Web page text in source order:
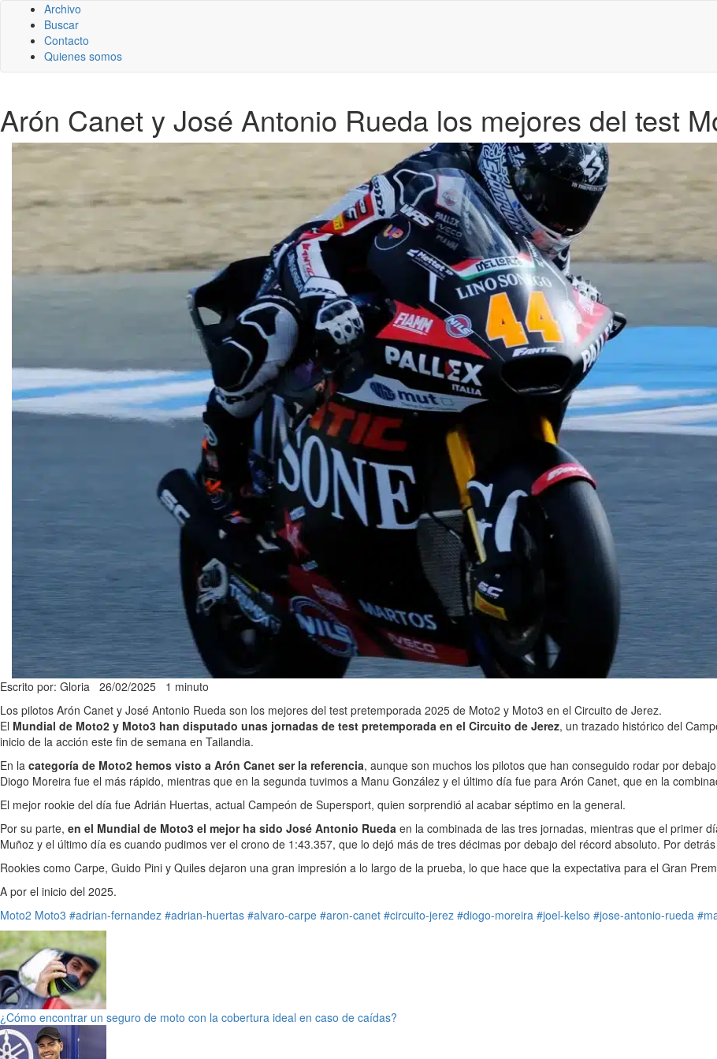
Archivo
Buscar
Contacto
Quienes somos
Arón Canet y José Antonio Rueda los mejores del test
Escrito por: Gloria 26/02/2025 1 minuto
Los pilotos Arón Canet y José Antonio Rueda son los mejores del test pretemporada 2025 de Moto2 y Moto3 en el Circuito de Jerez.
El Mundial de Moto2 y Moto3 han disputado unas jornadas de test pretemporada en el Circuito de Jerez, un trazado histórico del
inicio de la acción este fin de semana en Tailandia.
En la categoría de Moto2 hemos visto a Arón Canet ser la referencia, aunque son muchos los pilotos que han conseguido rodar por
Diogo Moreira fue el más rápido, mientras que en la segunda tuvimos a Manu González y el último día fue para Arón Canet, que en la
El mejor rookie del día fue Adrián Huertas, actual Campeón de Supersport, quien sorprendió al acabar séptimo en la general.
Por su parte, en el Mundial de Moto3 el mejor ha sido José Antonio Rueda en la combinada de las tres jornadas, mientras que el primer
Muñoz y el último día es cuando pudimos ver el crono de 1:43.357, que lo dejó más de tres décimas por debajo del récord absoluto. Por
Rookies como Carpe, Guido Pini y Quiles dejaron una gran impresión a lo largo de la prueba, lo que hace que la expectativa para el Gran
A por el inicio del 2025.
Moto2 Moto3 #adrian-fernandez #adrian-huertas #alvaro-carpe #aron-canet #circuito-jerez #diogo-moreira #joel-kelso #jose-antonio-rueda
¿Cómo encontrar un seguro de moto con la cobertura ideal en caso de caídas?